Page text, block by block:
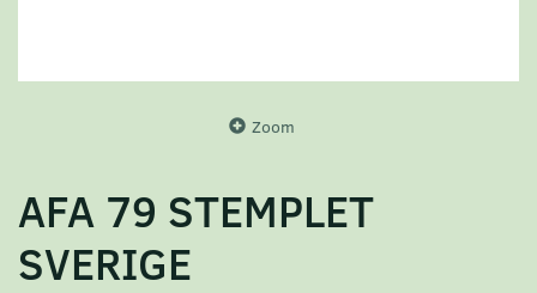
Zoom
AFA 79 STEMPLET
SVERIGE